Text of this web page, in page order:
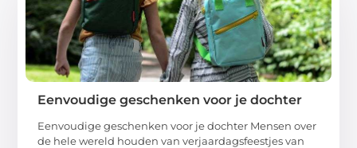
Eenvoudige geschenken voor je dochter
Eenvoudige geschenken voor je dochter Mensen over
de hele wereld houden van verjaardagsfeestjes van